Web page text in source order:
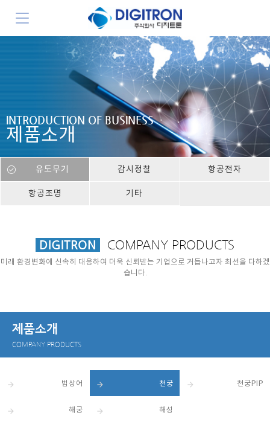
INTRODUCTION OF BUSINESS
제품소개
유도무기 감시정찰 항공전자
항공조명 기타
DIGITRON COMPANY PRODUCTS
미래 환경변화에 신속히 대응하여 더욱 신뢰받는 기업으로 거듭나고자 최선을 다하겠
습니다.
제품소개
COMPANY PRODUCTS
범상어
arrow_forward 천궁
arrow_forward 천궁PIP
arrow_forward
해궁
arrow_forward 해성
arrow_forward